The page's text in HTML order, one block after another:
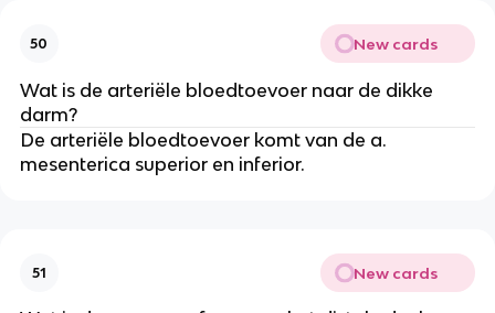
50 New cards
Wat is de arteriële bloedtoevoer naar de dikke
darm?
De arteriële bloedtoevoer komt van de a.
mesenterica superior en inferior.
51 New cards